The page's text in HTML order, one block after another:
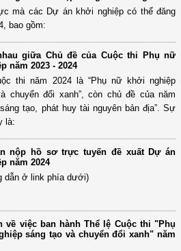
mà các Dự án khởi nghiệp có thể đăng
bao gồm:
giữa Chủ đề của Cuộc thi Phụ nữ
năm 2023 - 2024
thi năm 2024 là “Phụ nữ khởi nghiệp
chuyển đổi xanh”, còn chủ đề của năm
tạo, phát huy tài nguyên bản địa”. Sự
là:
nộp hồ sơ trực tuyến đề xuất Dự án
năm 2024
dẫn ở link phía dưới)
về việc ban hành Thể lệ Cuộc thi "Phụ
sáng tạo và chuyển đổi xanh" năm